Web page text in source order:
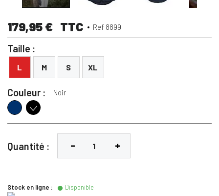
179,95 € TTC Ref 8899
Taille :
L M S XL
Couleur : Noir
Navy Noir
Quantité :
Stock en ligne :
Disponible